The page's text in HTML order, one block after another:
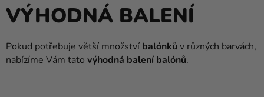
Helium
a
Svatba
VÝHODNÁ BALENÍ
Pokud potřebuje větší množství balónků v různých barvách,
nabízíme Vám tato výhodná balení balónů.